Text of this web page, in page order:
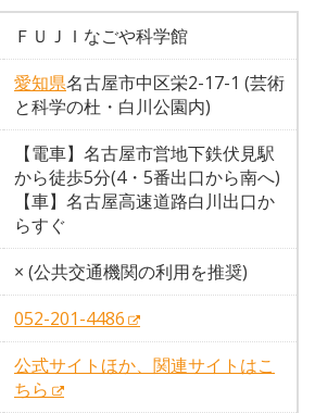
ＦＵＪＩなごや科学館
愛知県名古屋市中区栄2-17-1 (芸術
と科学の杜・白川公園内)
【電車】名古屋市営地下鉄伏見駅
から徒歩5分(4・5番出口から南へ)
【車】名古屋高速道路白川出口か
らすぐ
× (公共交通機関の利用を推奨)
052-201-4486
公式サイトほか、関連サイトはこ
ちら